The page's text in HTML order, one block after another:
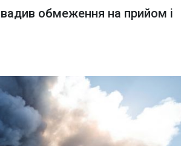
обмеження на прийом і